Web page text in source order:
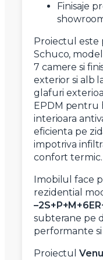
Finisaje
Proiectul este
Schuco,
7 camere si
exterior si alb
glafuri
EPDM pentru
interioara
eficienta pe
impotriva
confort termic.
Imobilul face
rezidential
subterane pe
performante
Proiectul